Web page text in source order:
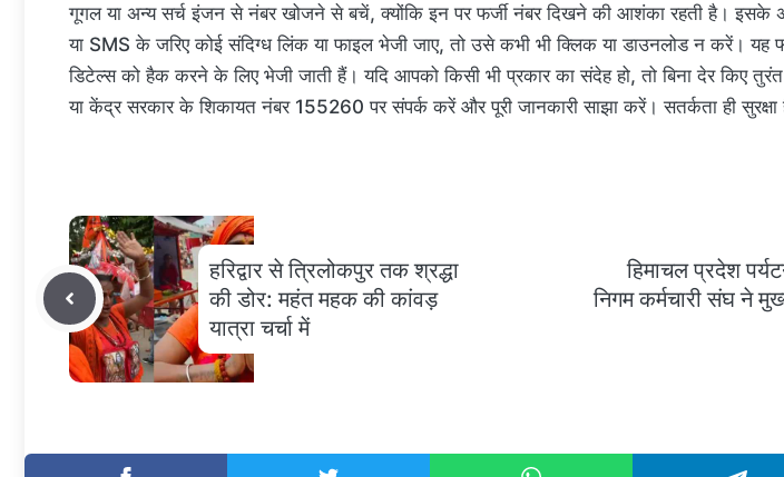
गूगल या अन्य सर्च इंजन से नंबर खोजने से बचें, क्योंकि इन पर फर्जी नंबर दिखने की आशंका रहती है। इसके
या SMS के जरिए कोई संदिग्ध लिंक या फाइल भेजी जाए, तो उसे कभी भी क्लिक या डाउनलोड न करें।
डिटेल्स को हैक करने के लिए भेजी जाती हैं। यदि आपको किसी भी प्रकार का संदेह हो, तो बिना देर किए
या केंद्र सरकार के शिकायत नंबर 155260 पर संपर्क करें और पूरी जानकारी साझा करें। सतर्कता ही सुरक्षा
हरिद्वार से त्रिलोकपुर तक श्रद्धा
की डोर: महंत महक की कांवड़
यात्रा चर्चा में
हिमाचल प्रदेश
निगम कर्मचारी संघ ने